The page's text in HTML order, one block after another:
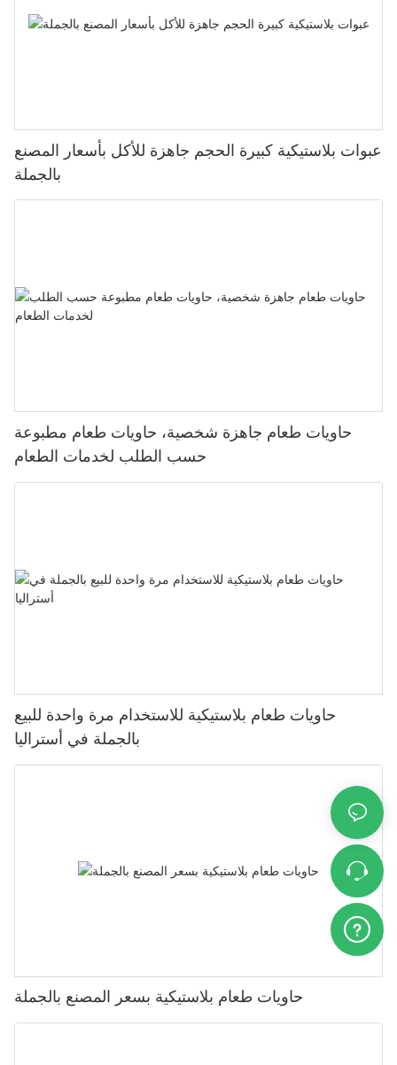
عبوات بلاستيكية كبيرة الحجم جاهزة للأكل بأسعار المصنع
بالجملة
حاويات طعام جاهزة شخصية، حاويات طعام مطبوعة
حسب الطلب لخدمات الطعام
حاويات طعام بلاستيكية للاستخدام مرة واحدة للبيع
بالجملة في أستراليا
حاويات طعام بلاستيكية بسعر المصنع بالجملة